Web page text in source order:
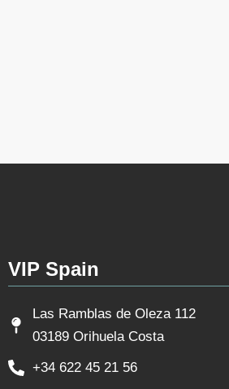
VIP Spain
Las Ramblas de Oleza 112
03189 Orihuela Costa
+34 622 45 21 56